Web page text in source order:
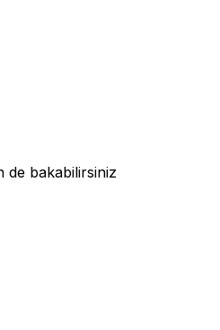
de bakabilirsiniz